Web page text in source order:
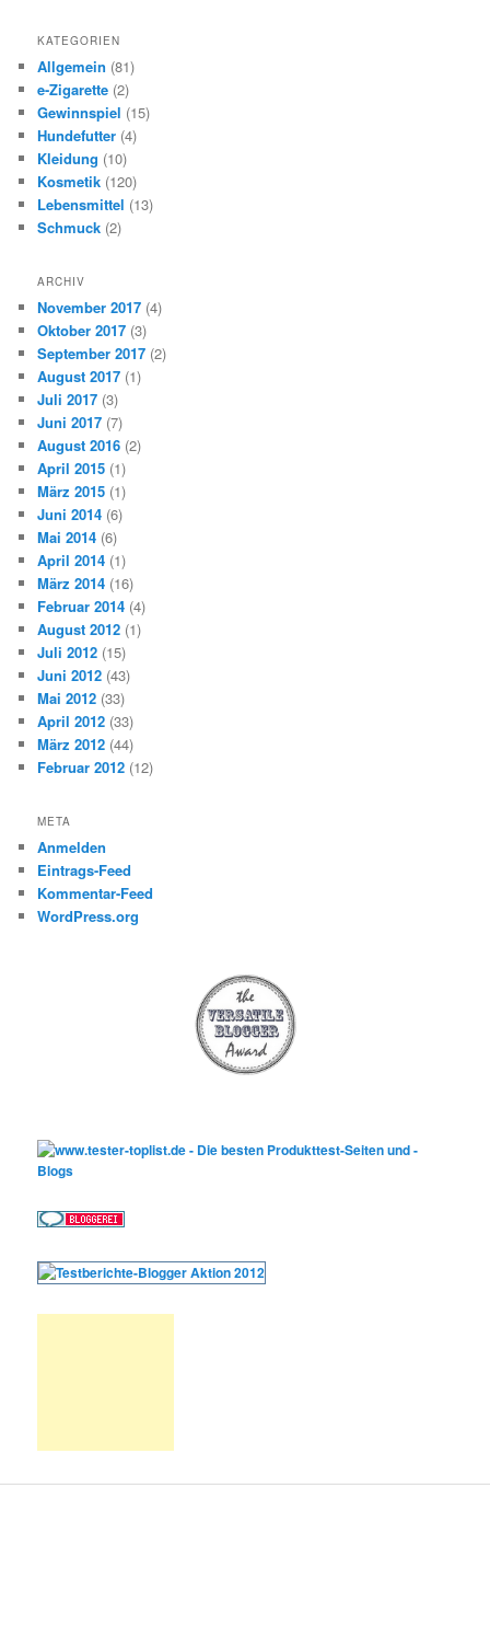
KATEGORIEN
Allgemein (81)
e-Zigarette (2)
Gewinnspiel (15)
Hundefutter (4)
Kleidung (10)
Kosmetik (120)
Lebensmittel (13)
Schmuck (2)
ARCHIV
November 2017 (4)
Oktober 2017 (3)
September 2017 (2)
August 2017 (1)
Juli 2017 (3)
Juni 2017 (7)
August 2016 (2)
April 2015 (1)
März 2015 (1)
Juni 2014 (6)
Mai 2014 (6)
April 2014 (1)
März 2014 (16)
Februar 2014 (4)
August 2012 (1)
Juli 2012 (15)
Juni 2012 (43)
Mai 2012 (33)
April 2012 (33)
März 2012 (44)
Februar 2012 (12)
META
Anmelden
Eintrags-Feed
Kommentar-Feed
WordPress.org